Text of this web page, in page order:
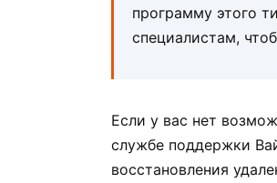
программу этого
специалистам,
Если у вас нет
службе поддержки
восстановления